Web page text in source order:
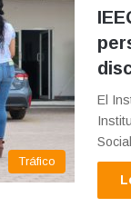
Tráfico
El